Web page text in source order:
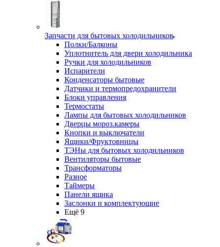
Запчасти для бытовых холодильников
Полки/Балконы
Уплотнитель для двери холодильника
Ручки для холодильников
Испарители
Конденсаторы бытовые
Датчики и термопредохранители
Блоки управления
Термостаты
Лампы для бытовых холодильников
Дверцы мороз.камеры
Кнопки и выключатели
Ящики/Фруктовницы
ТЭНы для бытовых холодильников
Вентиляторы бытовые
Трансформаторы
Разное
Таймеры
Панели ящика
Заслонки и комплектующие
Ещё 9